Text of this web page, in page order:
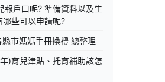
報戶口呢? 準備資料以及生
些可以申請呢?
市媽媽手冊換禮 總整理
)育兒津貼、托育補助該怎